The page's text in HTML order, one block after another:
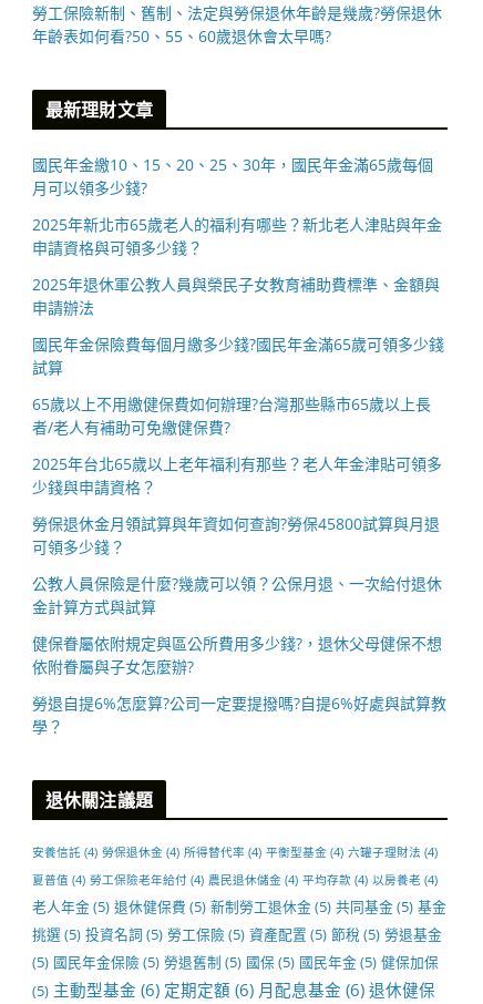
勞工保險新制、舊制、法定與勞保退休年齡是幾歲?勞保退休
年齡表如何看?50、55、60歲退休會太早嗎?
最新理財文章
國民年金繳10、15、20、25、30年，國民年金滿65歲每個
月可以領多少錢?
2025年新北市65歲老人的福利有哪些？新北老人津貼與年金
申請資格與可領多少錢？
2025年退休軍公教人員與榮民子女教育補助費標準、金額與
申請辦法
國民年金保險費每個月繳多少錢?國民年金滿65歲可領多少錢
試算
65歲以上不用繳健保費如何辦理?台灣那些縣市65歲以上長
者/老人有補助可免繳健保費?
2025年台北65歲以上老年福利有那些？老人年金津貼可領多
少錢與申請資格？
勞保退休金月領試算與年資如何查詢?勞保45800試算與月退
可領多少錢？
公教人員保險是什麼?幾歲可以領？公保月退、一次給付退休
金計算方式與試算
健保眷屬依附規定與區公所費用多少錢?，退休父母健保不想
依附眷屬與子女怎麼辦?
勞退自提6%怎麼算?公司一定要提撥嗎?自提6%好處與試算教
學？
退休關注議題
安養信託 (4) 勞保退休金 (4) 所得替代率 (4) 平衡型基金 (4) 六罐子理財法 (4)
夏普值 (4) 勞工保險老年給付 (4) 農民退休儲金 (4) 平均存款 (4) 以房養老 (4)
老人年金(5) 退休健保費 (5) 新制勞工退休金(5) 共同基金(5) 基金
挑選 (5) 投資名詞 (5) 勞工保險 (5) 資產配置 (5) 節稅 (5) 勞退基金
(5) 國民年金保險 (5) 勞退舊制 (5) 國保(5) 國民年金(5) 健保加保
(5) 主動型基金 (6) 定期定額 (6) 月配息基金 (6) 退休健保